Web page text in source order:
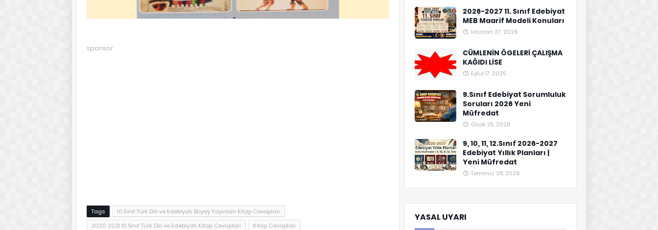
sponsor
Tags
10.Sınıf Türk Dili ve Edebiyatı Biryay Yayınları Kitap Cevapları
2020 2021 10.Sınıf Türk Dili ve Edebiyatı Kitap Cevapları
Kitap Cevapları
2026-2027 11. Sınıf Edebiyat
MEB Maarif Modeli Konuları
Haziran 27, 2026
CÜMLENİN ÖGELERİ ÇALIŞMA
KAĞIDI LİSE
Eylül 17, 2025
9.Sınıf Edebiyat Sorumluluk
Soruları 2026 Yeni
Müfredat
Ocak 25, 2026
9, 10, 11, 12.Sınıf 2026-2027
Edebiyat Yıllık Planları |
Yeni Müfredat
Temmuz 28, 2026
YASAL UYARI